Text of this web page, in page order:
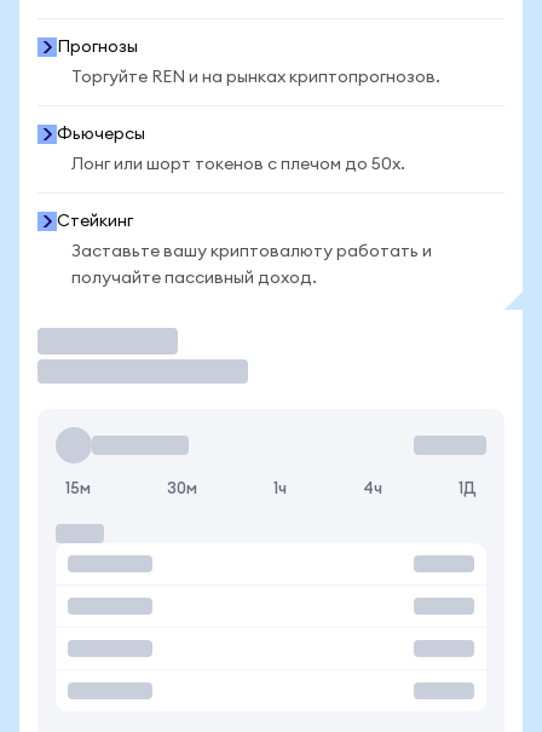
Прогнозы
Торгуйте REN и на рынках криптопрогнозов.
Фьючерсы
Лонг или шорт токенов с плечом до 50x.
Стейкинг
Заставьте вашу криптовалюту работать и
получайте пассивный доход.
15м 30м 1ч 4ч 1Д